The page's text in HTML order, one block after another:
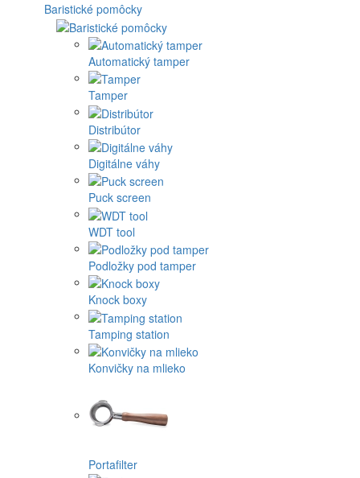
Baristické pomôcky
Automatický tamper
Tamper
Distribútor
Digitálne váhy
Puck screen
WDT tool
Podložky pod tamper
Knock boxy
Tamping station
Konvičky na mlieko
Portafilter